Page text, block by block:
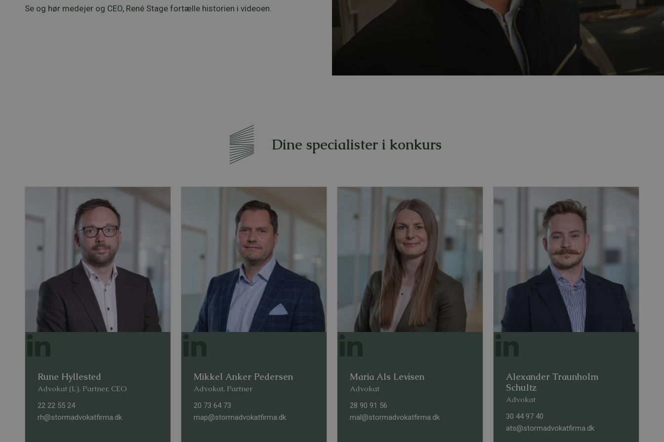
Se og hør medejer og CEO, René Stage fortælle historien i videoen.
Dine specialister i konkurs
Rune Hyllested
Advokat (L), Partner, CEO
22 22 55 24
rh@stormadvokatfirma.dk
Mikkel Anker Pedersen
Advokat, Partner
20 73 64 73
map@stormadvokatfirma.dk
Maria Als Levisen
Advokat
28 90 91 56
mal@stormadvokatfirma.dk
Alexander Traunholm
Schultz
Advokat
30 44 97 40
ats@stormadvokatfirma.dk